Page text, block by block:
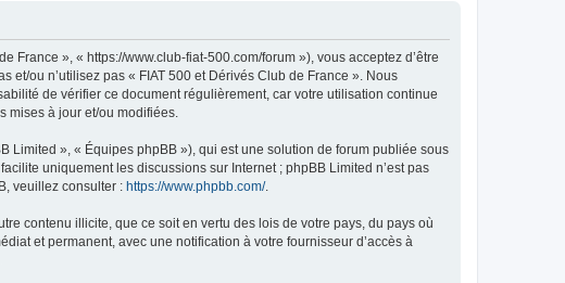
France », « https://www.club-fiat-500.com/forum »), vous acceptez d’être
et/ou n’utilisez pas « FIAT 500 et Dérivés Club de France ». Nous
de vérifier ce document régulièrement, car votre utilisation continue
mises à jour et/ou modifiées.
Limited », « Équipes phpBB »), qui est une solution de forum publiée sous
facilite uniquement les discussions sur Internet ; phpBB Limited n’est pas
veuillez consulter : https://www.phpbb.com/.
contenu illicite, que ce soit en vertu des lois de votre pays, du pays où
et permanent, avec une notification à votre fournisseur d’accès à